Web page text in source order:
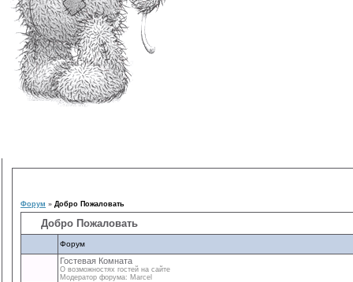
Форум » Добро Пожаловать
Добро Пожаловать
Форум
Гостевая Комната
О возможностях гостей на сайте
Модератор форума: Marcel